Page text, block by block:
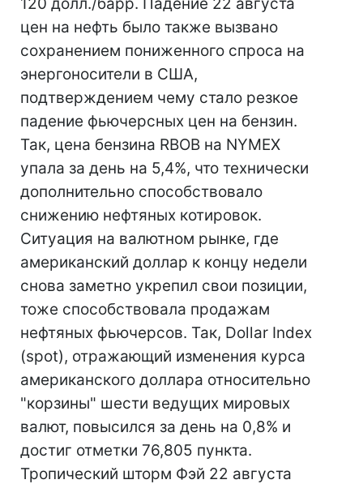
цен на нефть было также вызвано
сохранением пониженного спроса на
энергоносители в США,
подтверждением чему стало резкое
падение фьючерсных цен на бензин.
Так, цена бензина RBOB на NYMEX
упала за день на 5,4%, что технически
дополнительно способствовало
снижению нефтяных котировок.
Ситуация на валютном рынке, где
американский доллар к концу недели
снова заметно укрепил свои позиции,
тоже способствовала продажам
нефтяных фьючерсов. Так, Dollar Index
(spot), отражающий изменения курса
американского доллара относительно
"корзины" шести ведущих мировых
валют, повысился за день на 0,8% и
достиг отметки 76,805 пункта.
Тропический шторм Фэй 22 августа